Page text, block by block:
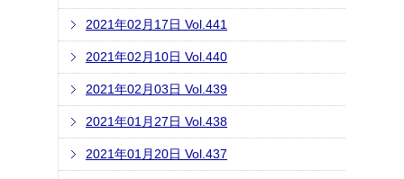
2021年02月17日 Vol.441
2021年02月10日 Vol.440
2021年02月03日 Vol.439
2021年01月27日 Vol.438
2021年01月20日 Vol.437